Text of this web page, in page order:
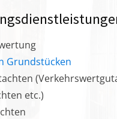
Grundstücken
etc.)